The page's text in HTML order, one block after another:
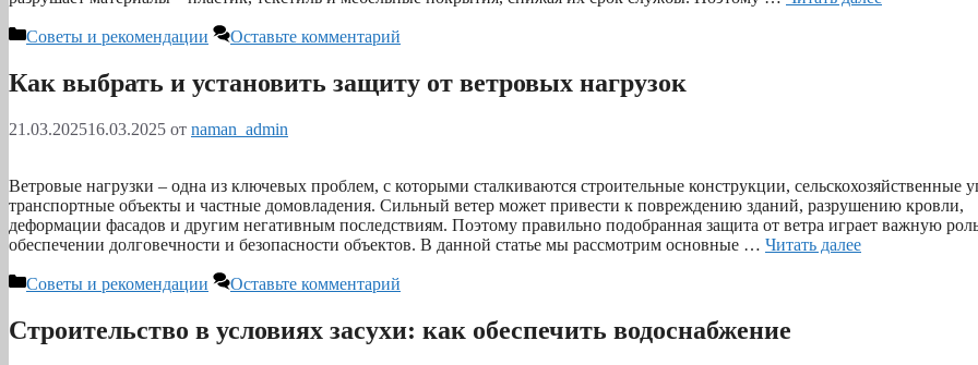
Рубрики
Советы и рекомендации Оставьте комментарий
Как выбрать и установить защиту от ветровых нагрузок
21.03.202516.03.2025 от naman_admin
Ветровые нагрузки – одна из ключевых проблем, с которыми сталкиваются строительные конструкции, сельскохозяйственные
транспортные объекты и частные домовладения. Сильный ветер может привести к повреждению зданий, разрушению кровли,
деформации фасадов и другим негативным последствиям. Поэтому правильно подобранная защита от ветра играет важную
обеспечении долговечности и безопасности объектов. В данной статье мы рассмотрим основные … Читать далее
Рубрики
Советы и рекомендации Оставьте комментарий
Строительство в условиях засухи: как обеспечить водоснабжение